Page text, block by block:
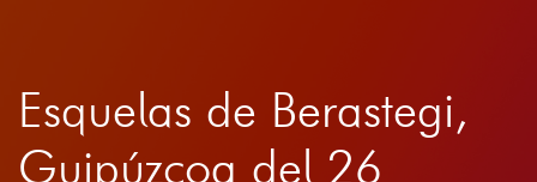
Esquelas de Berastegi,
Guipúzcoa del 26